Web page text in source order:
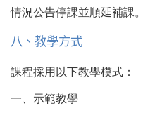
情況公告停課並順延補課。
八、教學方式
課程採用以下教學模式：
一、示範教學